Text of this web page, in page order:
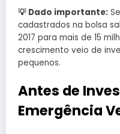
💡 Dado importante:
cadastrados na bolsa
2017 para mais de 15
crescimento veio de
pequenos.
Antes de
Emergência